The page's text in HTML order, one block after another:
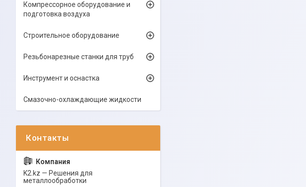
Компрессорное оборудование и
подготовка воздуха
Строительное оборудование
Резьбонарезные станки для труб
Инструмент и оснастка
Смазочно-охлаждающие жидкости
K2.kz — Решения для
металлообработки